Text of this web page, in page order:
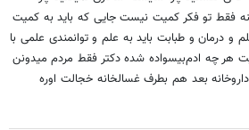
فقط تو فکر کمیت نیست جایی که باید به کمیت
و درمان و طبابت باید به علم و توانمندی علمی با
هر چه ادم‌بیسواده شده دکتر فقط مردم میدونن
داروخانه بعد هم بطرف غسالخانه خجالت اوره